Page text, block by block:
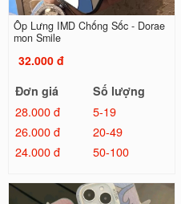
Ốp Lưng IMD Chống Sốc - Dorae
mon Smile
32.000 đ
Đơn giá
Số lượng
28.000 đ
5-19
26.000 đ
20-49
24.000 đ
50-100